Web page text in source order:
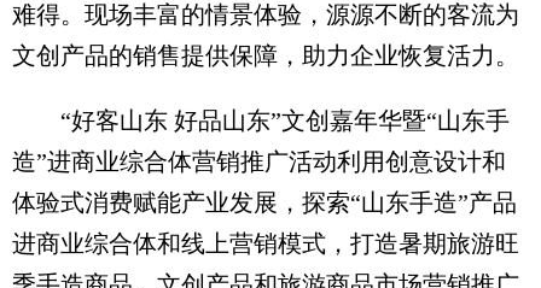
难得。现场丰富的情景体验，源源不断的客流为
文创产品的销售提供保障，助力企业恢复活力。
“好客山东 好品山东”文创嘉年华暨“山东手
造”进商业综合体营销推广活动利用创意设计和
体验式消费赋能产业发展，探索“山东手造”产品
进商业综合体和线上营销模式，打造暑期旅游旺